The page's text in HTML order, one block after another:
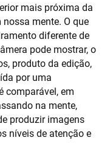
mais próxima da
mente. O que
diferente de
pode mostrar, o
produto da edição,
por uma
comparável, em
na mente,
produzir imagens
níveis de atenção e